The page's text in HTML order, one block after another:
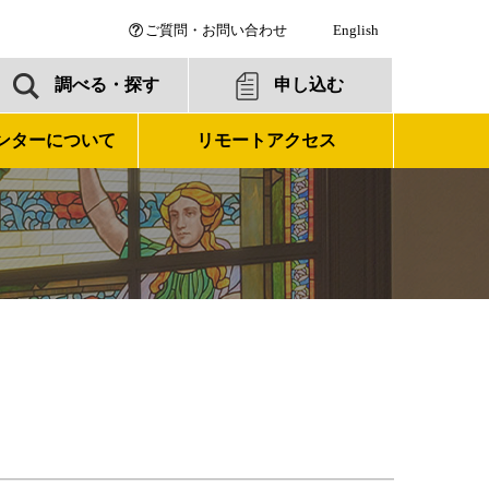
ご質問・お問い合わせ English
調べる・探す 申し込む
ターについて リモートアクセス